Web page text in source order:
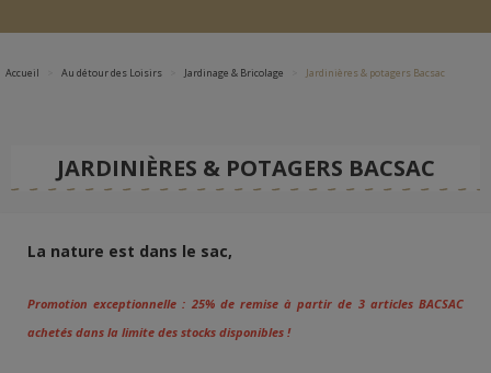
Accueil Au détour des Loisirs Jardinage & Bricolage Jardinières & potagers Bacsac
JARDINIÈRES & POTAGERS BACSAC
La nature est dans le sac,
Promotion exceptionnelle : 25% de remise à partir de 3 articles BACSAC
achetés dans la limite des stocks disponibles !